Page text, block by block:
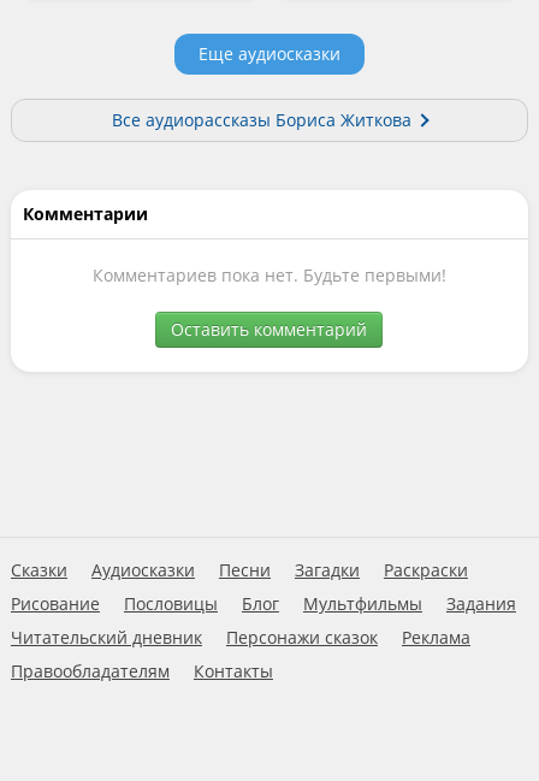
Еще аудиосказки
Все аудиорассказы Бориса Житкова
Комментарии
Комментариев пока нет. Будьте первыми!
Оставить комментарий
Сказки Аудиосказки Песни Загадки
Раскраски
Рисование
Пословицы Блог Мультфильмы
Задания
Читательский дневник
Персонажи сказок
Реклама
Правообладателям
Контакты